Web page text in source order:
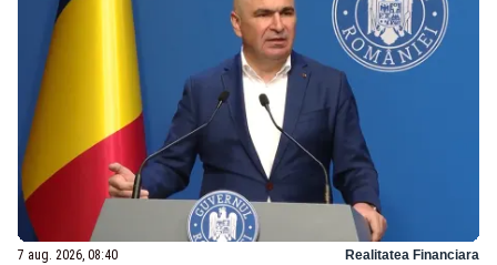
7 aug. 2026, 08:40 Realitatea Financiara